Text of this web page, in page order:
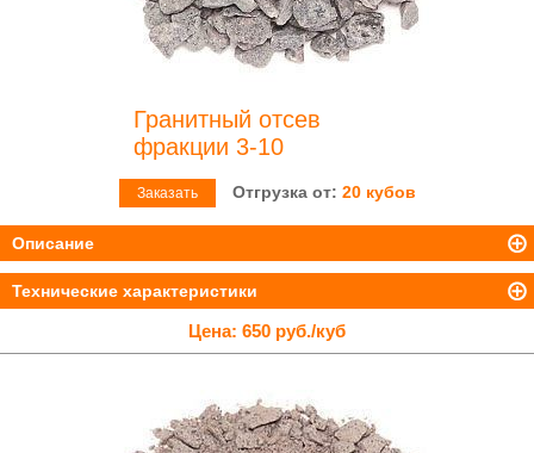
Гранитный отсев
фракции 3-10
Заказать Отгрузка от: 20 кубов
Описание
Технические характеристики
Цена: 650 руб./куб